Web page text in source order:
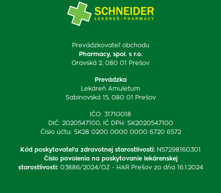
Prevádzkovateľ obchodu
Pharmacy, spol. s r.o.
Oravská 2, 080 01 Prešov
Prevádzka
Lekáreň Amuletum
Sabinovská 15, 080 01 Prešov
IČO: 31710018
DIČ: 2020547100, IČ DPH: SK2020547100
Číslo účtu: SK28 0200 0000 0000 6720 6572
Kód poskytovateľa zdravotnej starostlivosti: N57298160301
Číslo povolenia na poskytovanie lekárenskej
starostlivosti: 03886/2024/OZ - HAR Prešov zo dňa 16.1.2024